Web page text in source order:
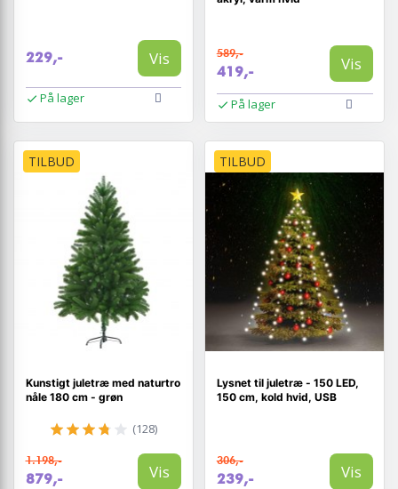
229,- Vis
På lager
589,-
419,- Vis
På lager
TILBUD
Kunstigt juletræ med naturtro
nåle 180 cm - grøn
(128)
1.198,-
879,- Vis
TILBUD
Lysnet til juletræ - 150 LED,
150 cm, kold hvid, USB
306,-
239,- Vis